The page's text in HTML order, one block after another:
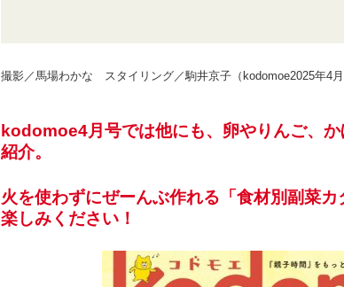
撮影／馬場わかな スタイリング／駒井京子（kodomoe2025年4月
kodomoe4月号では他にも、卵やりんご、
紹介。
火を使わずにぜーんぶ作れる「食材別副菜
楽しみください！